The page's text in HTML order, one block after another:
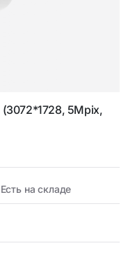
(3072*1728, 5Mpix,
Есть на складе